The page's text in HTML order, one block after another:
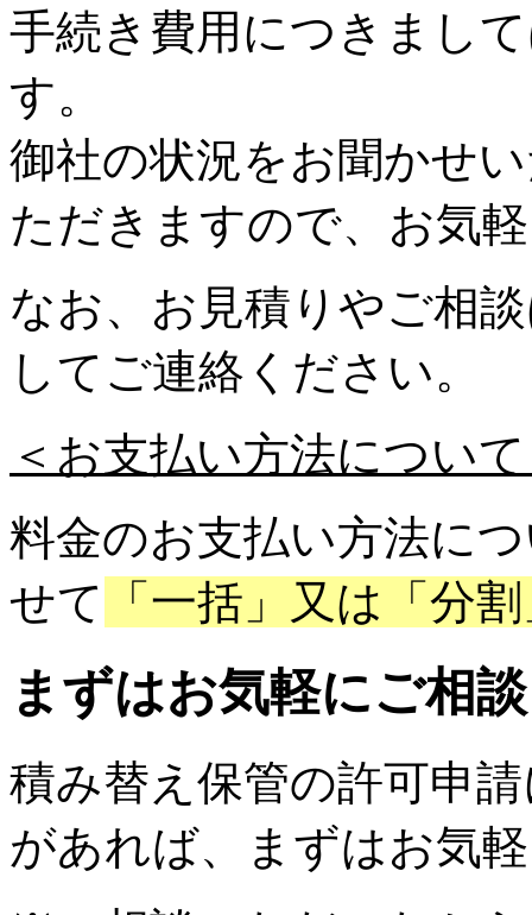
手続き費用につきまし
す。
御社の状況をお聞かせ
ただきますので、お気
なお、お見積りやご相
してご連絡ください。
＜お支払い方法につい
料金のお支払い方法に
せて
「一括」又は「分
まずはお気軽にご相
積み替え保管の許可申
があれば、まずはお気